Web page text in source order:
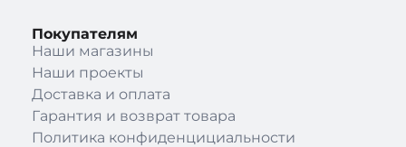
Покупателям
Наши магазины
Наши проекты
Доставка и оплата
Гарантия и возврат товара
Политика конфиденцициальности